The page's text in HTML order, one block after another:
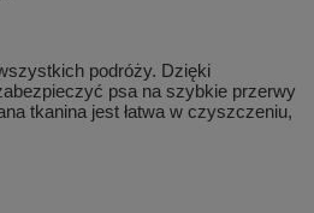
podróży. Dzięki
psa na szybkie przerwy
tkanina jest łatwa w czyszczeniu,